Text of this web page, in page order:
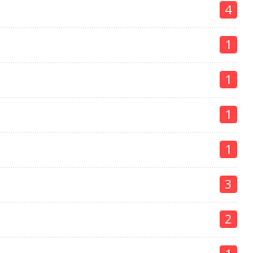
4
1
1
1
1
3
2